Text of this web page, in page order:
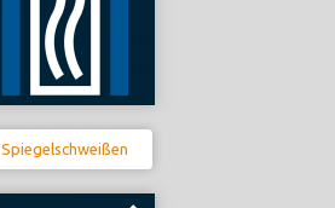
Spiegelschweißen